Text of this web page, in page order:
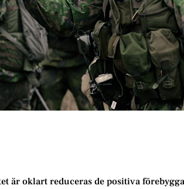
är oklart reduceras de positiva